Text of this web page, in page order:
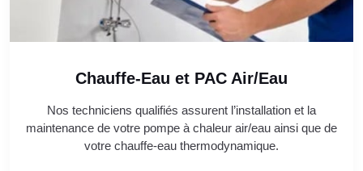
Chauffe-Eau et PAC Air/Eau
Nos techniciens qualifiés assurent l’installation et la
maintenance de votre pompe à chaleur air/eau ainsi que de
votre chauffe-eau thermodynamique.